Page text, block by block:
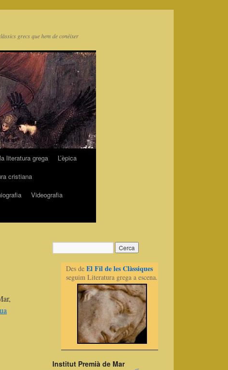
grecs que hem de conèixer
literatura grega
L’èpica
cristiana
Videografia
Des deEl Fil de les Clàssiques
seguim Literatura grega a escena.
Institut Premià de Mar